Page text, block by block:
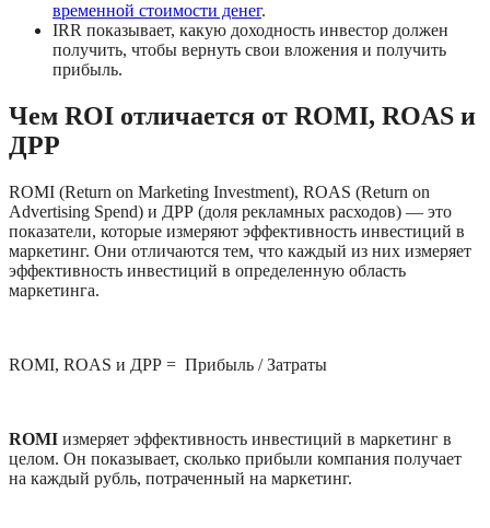
временной стоимости денег.
IRR показывает, какую доходность инвестор должен
получить, чтобы вернуть свои вложения и получить
прибыль.
Чем ROI отличается от ROMI, ROAS и
ДРР
ROMI (Return on Marketing Investment), ROAS (Return on
Advertising Spend) и ДРР (доля рекламных расходов) — это
показатели, которые измеряют эффективность инвестиций в
маркетинг. Они отличаются тем, что каждый из них измеряет
эффективность инвестиций в определенную область
маркетинга.
ROMI, ROAS и ДРР =  Прибыль / Затраты
ROMI измеряет эффективность инвестиций в маркетинг в
целом. Он показывает, сколько прибыли компания получает
на каждый рубль, потраченный на маркетинг.